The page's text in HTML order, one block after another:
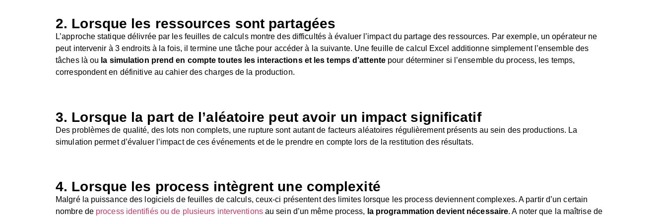
2. Lorsque les ressources sont partagées
L’approche statique délivrée par les feuilles de calculs montre des difficultés à évaluer l’impact du partage des ressources. Par exemple, un opérateur ne
peut intervenir à 3 endroits à la fois, il termine une tâche pour accéder à la suivante. Une feuille de calcul Excel additionne simplement l’ensemble des
tâches là ou la simulation prend en compte toutes les interactions et les temps d’attentepour déterminer si l’ensemble du process, les temps,
correspondent en définitive au cahier des charges de la production.
3. Lorsque la part de l’aléatoire peut avoir un impact significatif
Des problèmes de qualité, des lots non complets, une rupture sont autant de facteurs aléatoires régulièrement présents au sein des productions. La
simulation permet d’évaluer l’impact de ces événements et de le prendre en compte lors de la restitution des résultats.
4. Lorsque les process intègrent une complexité
Malgré la puissance des logiciels de feuilles de calculs, ceux-ci présentent des limites lorsque les process deviennent complexes. A partir d’un certain
nombre de process identifiés ou de plusieurs interventionsau sein d’un même process, la programmation devient nécessaire. A noter que la maîtrise de